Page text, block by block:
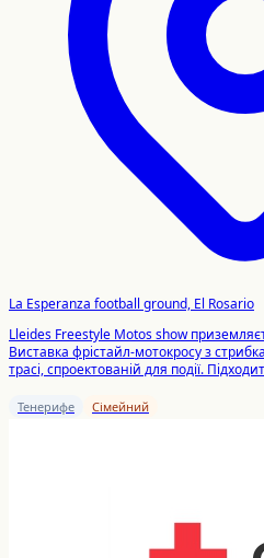
La Esperanza football ground, El Rosario
Lleides Freestyle Motos show
Виставка фрістайл-мотокросу з
трасі, спроектованій для події.
Тенерифе Сімейний